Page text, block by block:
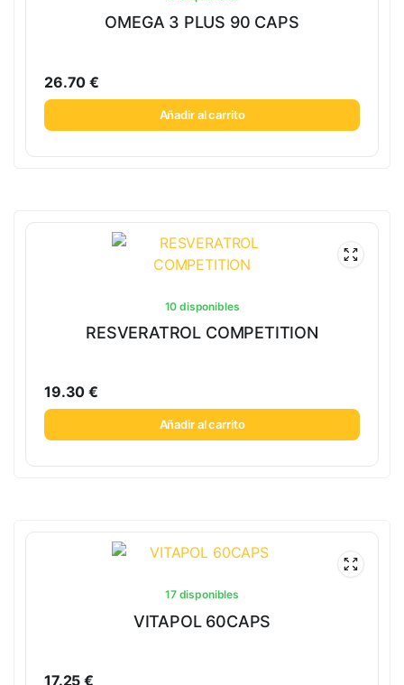
OMEGA 3 PLUS 90 CAPS
26.70€
Añadir al carrito
10 disponibles
RESVERATROL COMPETITION
19.30€
Añadir al carrito
17 disponibles
VITAPOL 60CAPS
17.25€